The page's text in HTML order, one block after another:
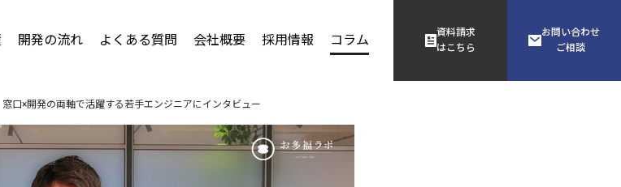
開発の流れ よくある質問 会社概要 採用情報 コラム
資料請求
はこちら
お問い合わせ
ご相談
窓口×開発の両軸で活躍する若手エンジニアにインタビュー